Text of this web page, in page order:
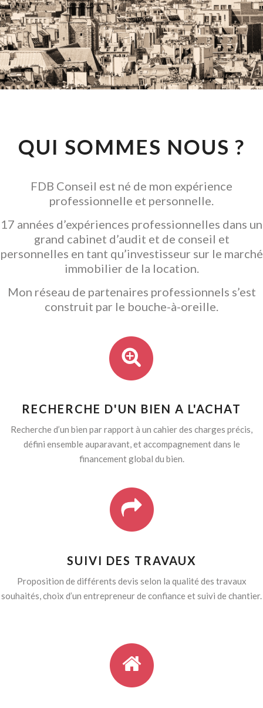
CONSEIL EN
INVESTISSEMENT
LOCATIF
GARANTIR L' ACQUISITION
QUI SOMMES NOUS ?
FDB Conseil est né de mon expérience
professionnelle et personnelle.
17 années d’expériences professionnelles dans un
grand cabinet d’audit et de conseil et
personnelles en tant qu’investisseur sur le marché
immobilier de la location.
Mon réseau de partenaires professionnels s’est
construit par le bouche-à-oreille.
RECHERCHE D'UN BIEN A L'ACHAT
Recherche d’un bien par rapport à un cahier des charges précis,
défini ensemble auparavant, et accompagnement dans le
financement global du bien.
SUIVI DES TRAVAUX
Proposition de différents devis selon la qualité des travaux
souhaités, choix d’un entrepreneur de confiance et suivi de chantier.